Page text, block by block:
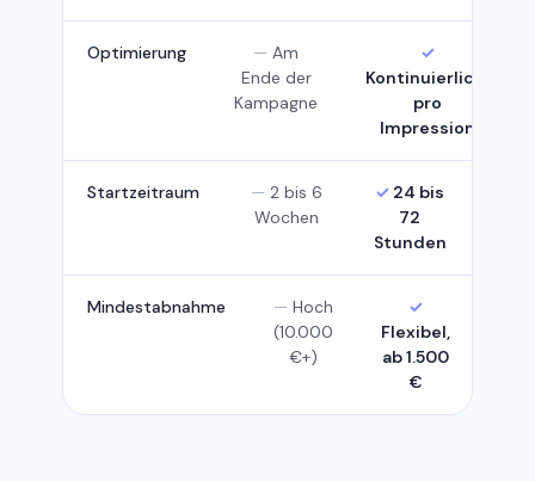
Optimierung
Am
Ende der
Kampagne
Kontinuierlich,
pro
Impression
Startzeitraum
2 bis 6
Wochen
24 bis
72
Stunden
Mindestabnahme
Hoch
(10.000
€+)
Flexibel,
ab 1.500
€